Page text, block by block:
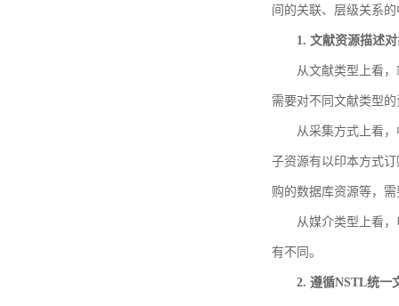
间的关联、层级关系
1. 文献资源描述
从文献类型上看
需要对不同文献类型
从采集方式上看
子资源有以印本方式
购的数据库资源等，
从媒介类型上看
有不同。
2. 遵循NSTL统一